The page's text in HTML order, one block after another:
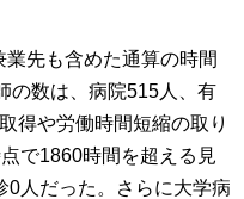
先も含めた通算の時間
の数は、病院515人、有
得や労働時間短縮の取り
で1860時間を超える見
0人だった。さらに大学病